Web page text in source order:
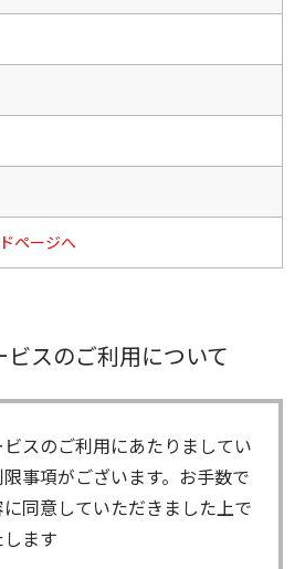
ページへ
スのご利用について
スのご利用にあたりましてい
事項がございます。お手数で
同意していただきました上で
ます